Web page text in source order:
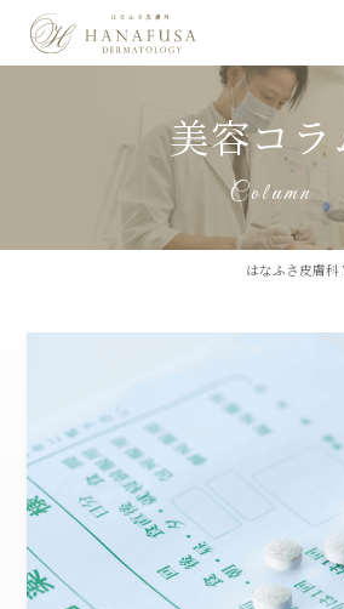
美容コラ
Column
はなふさ皮膚科